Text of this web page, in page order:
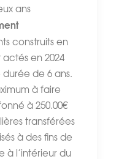
ans
construits en
en 2024
durée de 6 ans.
à faire
à 250.00€
transférées
à des fins de
à l’intérieur du